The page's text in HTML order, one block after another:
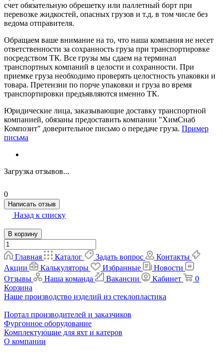
счет обязательную обрешетку или паллетный борт при
перевозке жидкостей, опасных грузов и т.д. в том числе без
ведома отправителя.
Обращаем ваше внимание на то, что наша компания не несет
ответственности за сохранность груза при транспортировке
посредством ТК. Все грузы мы сдаем на терминал
транспортных компаний в целости и сохранности. При
приемке груза необходимо проверять целостность упаковки и
товара. Претензии по порче упаковки и груза во время
транспортировки предъявляются именно ТК.
Юридические лица, заказывающие доставку транспортной
компанией, обязаны предоставить компании "ХимСнаб
Композит" доверительное письмо о передаче груза. Пример
письма
Загрузка отзывов...
0
Написать отзыв
Назад к списку
В корзину
Главная Каталог Задать вопрос
Контакты
Акции
Калькуляторы Избранные
Новости
Отзывы
Наша команда Вакансии Кабинет
0
Корзина
Наше производство изделий из стеклопластика
Портал производителей и заказчиков
Фургонное оборудование
Комплектующие для яхт и катеров
О компании